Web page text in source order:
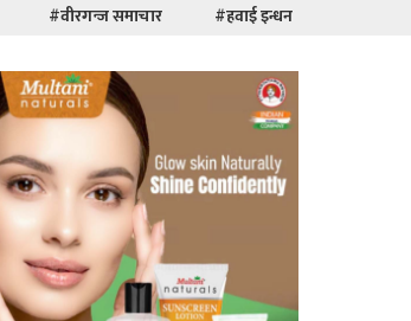
#वीरगन्ज समाचार #हवाई इन्धन